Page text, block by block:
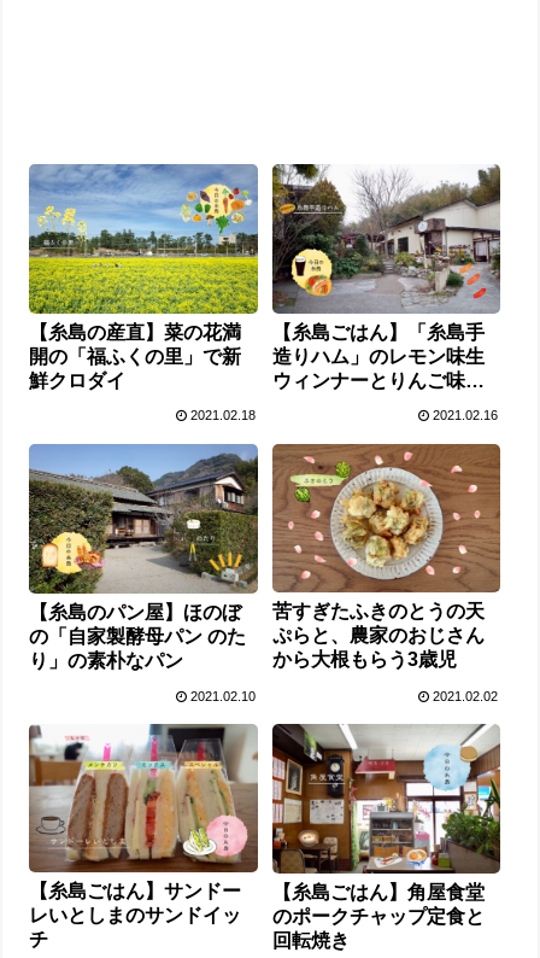
【糸島の産直】菜の花満
開の「福ふくの里」で新
鮮クロダイ
2021.02.18
【糸島ごはん】「糸島手
造りハム」のレモン味生
ウィンナーとりんご味ジ
2021.02.16
【糸島のパン屋】ほのぼ
の「自家製酵母パン のた
り」の素朴なパン
2021.02.10
苦すぎたふきのとうの天
ぷらと、農家のおじさん
から大根もらう3歳児
2021.02.02
【糸島ごはん】サンドー
レいとしまのサンドイッ
チ
【糸島ごはん】角屋食堂
のポークチャップ定食と
回転焼き